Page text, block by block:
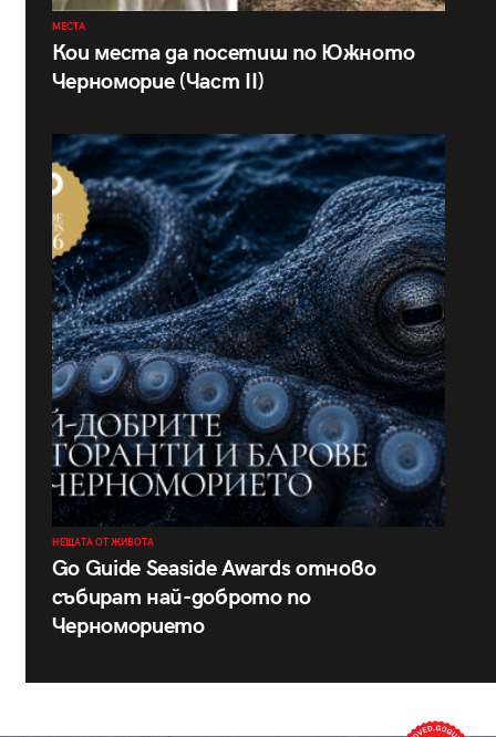
МЕСТА
Кои места да посетиш по Южното
Черноморие (Част II)
НЕЩАТА ОТ ЖИВОТА
Go Guide Seaside Awards отново
събират най-доброто по
Черноморието